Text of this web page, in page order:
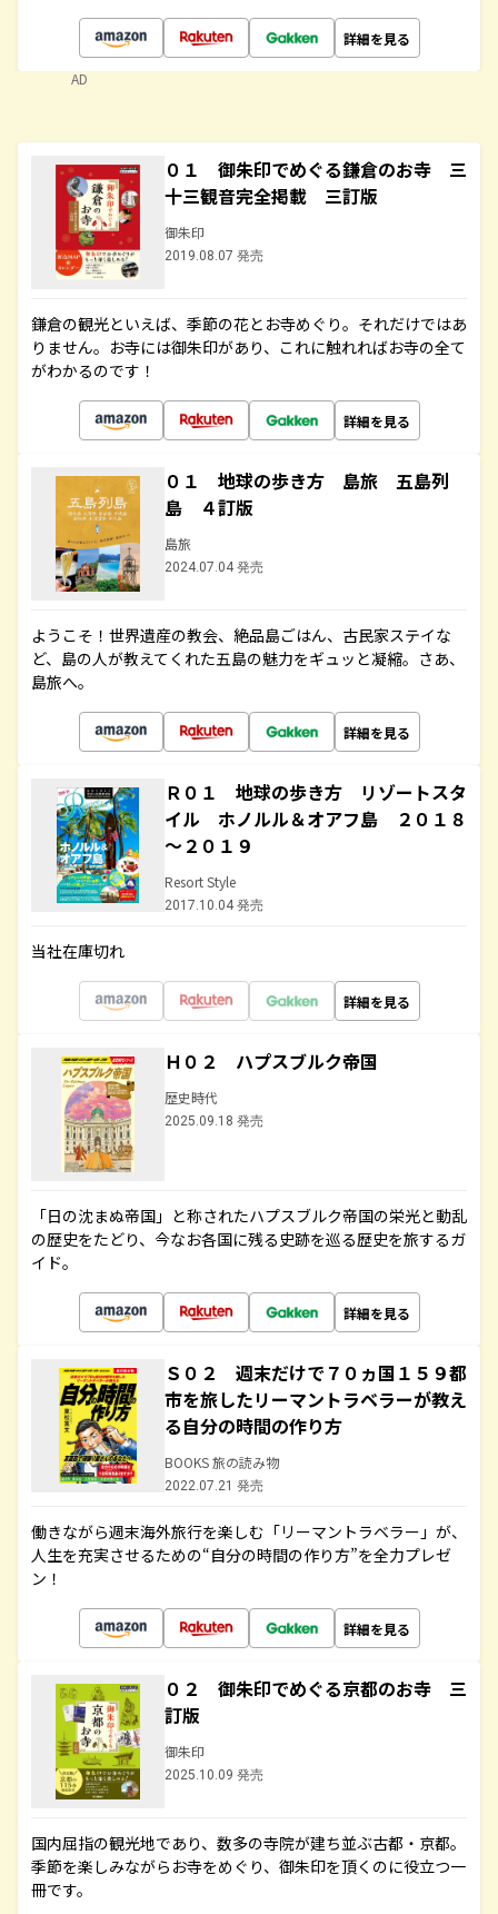
詳細を見る
AD
０１ 御朱印でめぐる鎌倉のお寺 三
十三観音完全掲載 三訂版
御朱印
2019.08.07 発売
鎌倉の観光といえば、季節の花とお寺めぐり。それだけではあ
りません。お寺には御朱印があり、これに触れればお寺の全て
がわかるのです！
詳細を見る
０１ 地球の歩き方 島旅 五島列
島 ４訂版
島旅
2024.07.04 発売
ようこそ！世界遺産の教会、絶品島ごはん、古民家ステイな
ど、島の人が教えてくれた五島の魅力をギュッと凝縮。さあ、
島旅へ。
詳細を見る
Ｒ０１ 地球の歩き方 リゾートスタ
イル ホノルル＆オアフ島 ２０１８
～２０１９
Resort Style
2017.10.04 発売
当社在庫切れ
詳細を見る
Ｈ０２ ハプスブルク帝国
歴史時代
2025.09.18 発売
「日の沈まぬ帝国」と称されたハプスブルク帝国の栄光と動乱
の歴史をたどり、今なお各国に残る史跡を巡る歴史を旅するガ
イド。
詳細を見る
Ｓ０２ 週末だけで７０ヵ国１５９都
市を旅したリーマントラベラーが教え
る自分の時間の作り方
BOOKS 旅の読み物
2022.07.21 発売
働きながら週末海外旅行を楽しむ「リーマントラベラー」が、
人生を充実させるための“自分の時間の作り方”を全力プレゼ
ン！
詳細を見る
０２ 御朱印でめぐる京都のお寺 三
訂版
御朱印
2025.10.09 発売
国内屈指の観光地であり、数多の寺院が建ち並ぶ古都・京都。
季節を楽しみながらお寺をめぐり、御朱印を頂くのに役立つ一
冊です。